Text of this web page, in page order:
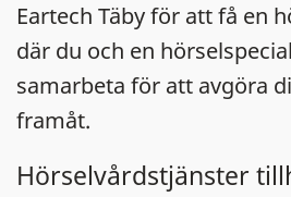
Eartech Täby för att få en
där du och en
samarbeta för att avgöra
framåt.
Hörselvårdstjänster